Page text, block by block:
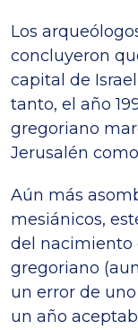
Los
concluyeron
capital de
tanto, el año
gregoriano
Jerusalén
Aún más
mesiánicos,
del nacimiento
gregoriano
un error de
un año